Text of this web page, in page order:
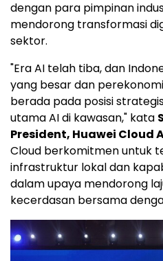
dengan para pimpinan
mendorong transformasi
sektor.
"Era AI telah tiba, dan
yang besar dan
berada pada posisi
utamaAI di kawasan," kata
President, Huawei Cloud
Cloud berkomitmen untuk
infrastruktur lokal dan
dalam upaya mendorong
kecerdasan bersama